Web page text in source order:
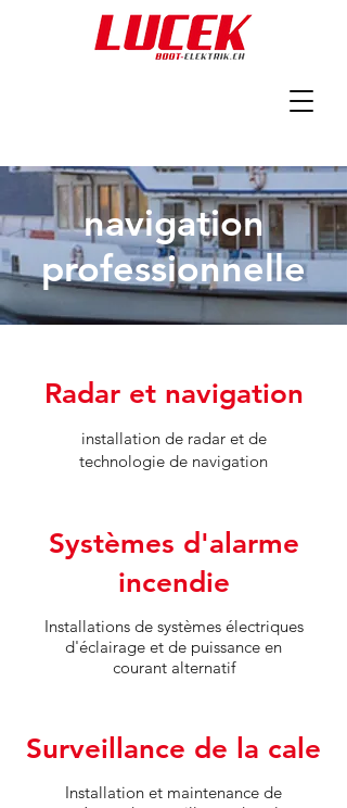
navigation
professionnelle
Radar et navigation
installation de radar et de
technologie de navigation
Systèmes d'alarme
incendie
Installations de systèmes électriques
d'éclairage et de puissance en
courant alternatif
Surveillance de la cale
Installation et maintenance de